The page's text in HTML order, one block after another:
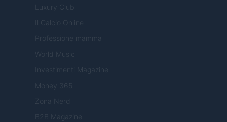
Luxury Club
Il Calcio Online
Professione mamma
World Music
Investimenti Magazine
Money 365
Zona Nerd
B2B Magazine